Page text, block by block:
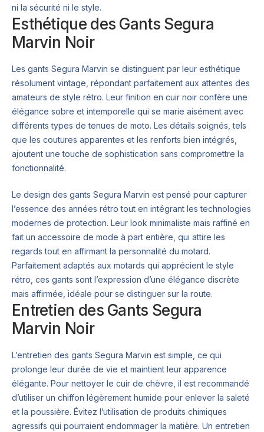
ni la sécurité ni le style.
Esthétique des Gants Segura
Marvin Noir
Les gants Segura Marvin se distinguent par leur esthétique
résolument vintage, répondant parfaitement aux attentes des
amateurs de style rétro. Leur finition en cuir noir confère une
élégance sobre et intemporelle qui se marie aisément avec
différents types de tenues de moto. Les détails soignés, tels
que les coutures apparentes et les renforts bien intégrés,
ajoutent une touche de sophistication sans compromettre la
fonctionnalité.
Le design des gants Segura Marvin est pensé pour capturer
l’essence des années rétro tout en intégrant les technologies
modernes de protection. Leur look minimaliste mais raffiné en
fait un accessoire de mode à part entière, qui attire les
regards tout en affirmant la personnalité du motard.
Parfaitement adaptés aux motards qui apprécient le style
rétro, ces gants sont l’expression d’une élégance discrète
mais affirmée, idéale pour se distinguer sur la route.
Entretien des Gants Segura
Marvin Noir
L’entretien des gants Segura Marvin est simple, ce qui
prolonge leur durée de vie et maintient leur apparence
élégante. Pour nettoyer le cuir de chèvre, il est recommandé
d’utiliser un chiffon légèrement humide pour enlever la saleté
et la poussière. Évitez l’utilisation de produits chimiques
agressifs qui pourraient endommager la matière. Un entretien